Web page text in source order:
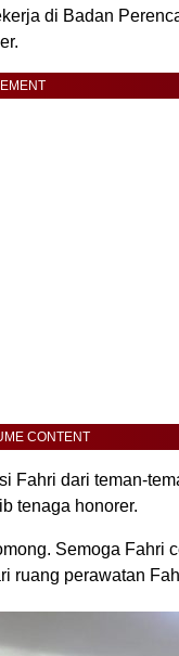
di Badan
CONTENT
Fahri dari teman-
tenaga honorer.
Semoga Fahri
ruang perawatan